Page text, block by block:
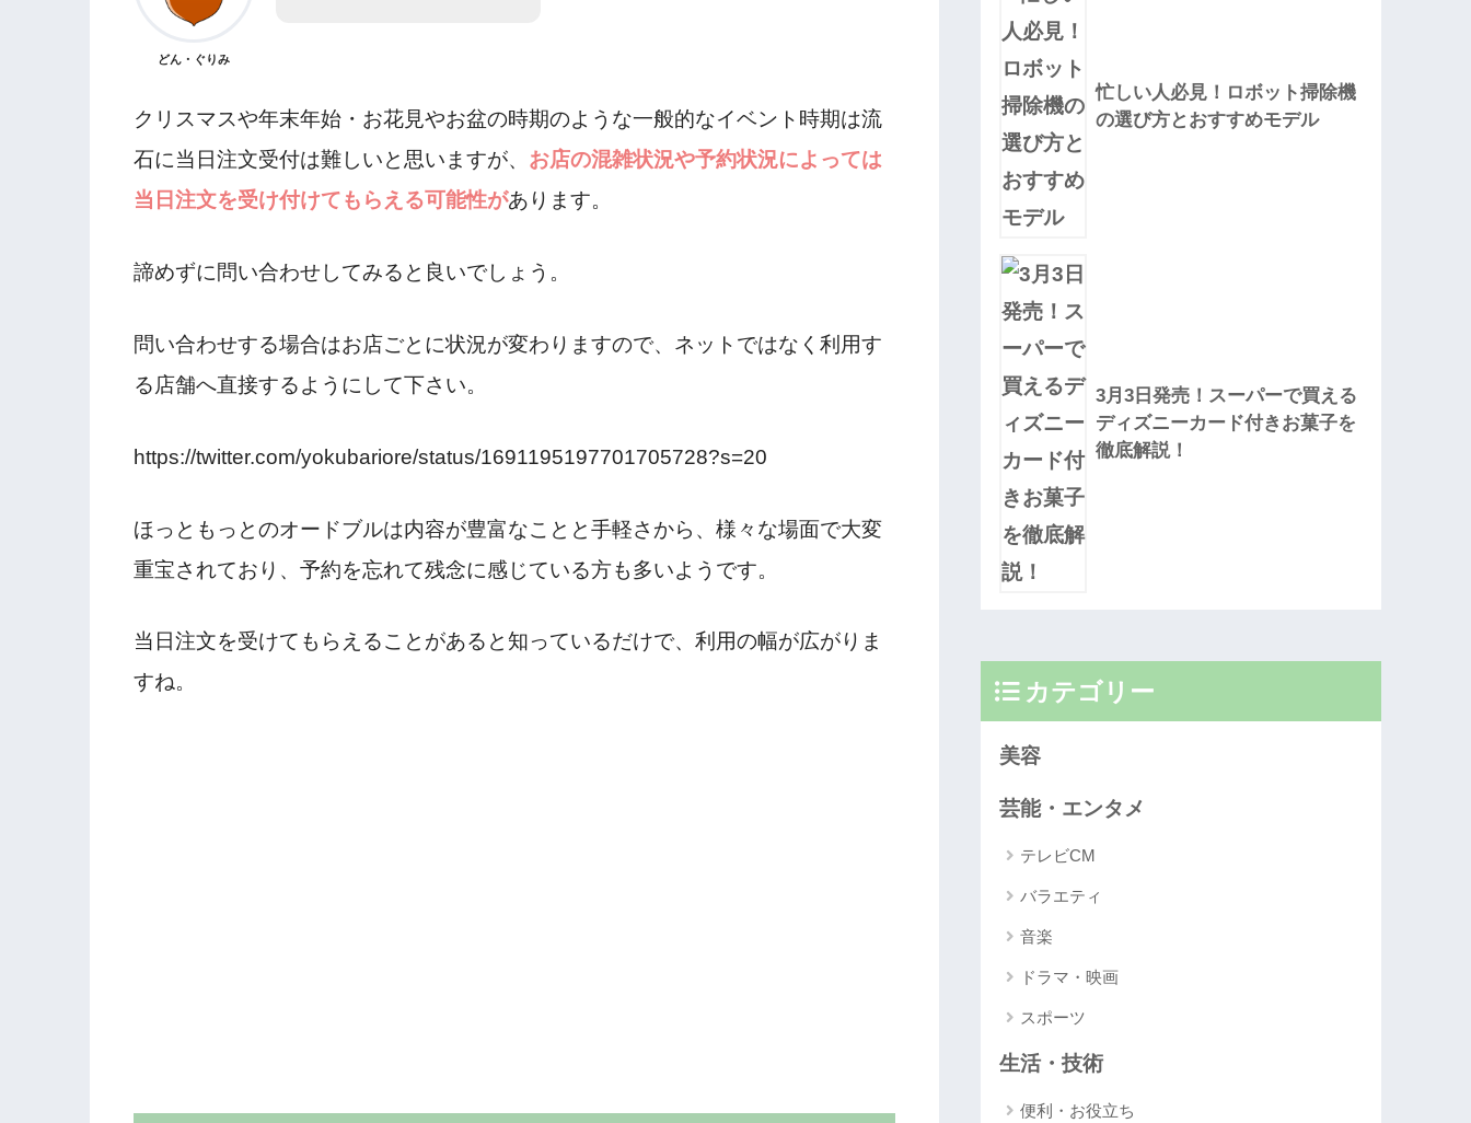
どん・ぐりみ
クリスマスや年末年始・お花見やお盆の時期のような一般的なイベント時期は流
石に当日注文受付は難しいと思いますが、 お店の混雑状況や予約状況によっては
当日注文を受け付けてもらえる可能性があります。
諦めずに問い合わせしてみると良いでしょう。
問い合わせする場合はお店ごとに状況が変わりますので、ネットではなく利用す
る店舗へ直接するようにして下さい。
https://twitter.com/yokubariore/status/1691195197701705728?s=20
ほっともっとのオードブルは内容が豊富なことと手軽さから、様々な場面で大変
重宝されており、予約を忘れて残念に感じている方も多いようです。
当日注文を受けてもらえることがあると知っているだけで、利用の幅が広がりま
すね。
忙しい人必見！ロボット掃除機
の選び方とおすすめモデル
3月3日発売！スーパーで買える
ディズニーカード付きお菓子を
徹底解説！
カテゴリー
美容
芸能・エンタメ
テレビCM
バラエティ
音楽
ドラマ・映画
スポーツ
生活・技術
便利・お役立ち